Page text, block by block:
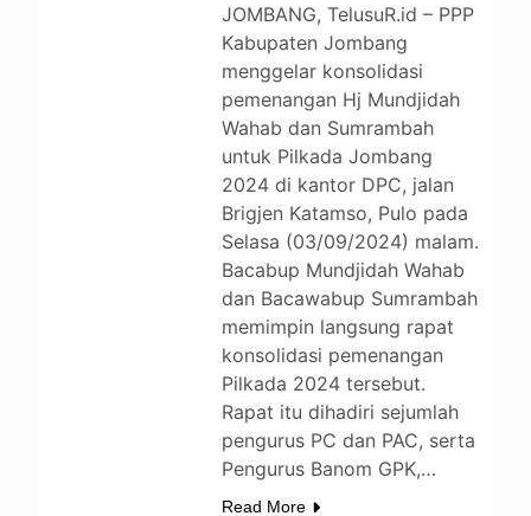
JOMBANG, TelusuR.id – PPP
Kabupaten Jombang
menggelar konsolidasi
pemenangan Hj Mundjidah
Wahab dan Sumrambah
untuk Pilkada Jombang
2024 di kantor DPC, jalan
Brigjen Katamso, Pulo pada
Selasa (03/09/2024) malam.
Bacabup Mundjidah Wahab
dan Bacawabup Sumrambah
memimpin langsung rapat
konsolidasi pemenangan
Pilkada 2024 tersebut.
Rapat itu dihadiri sejumlah
pengurus PC dan PAC, serta
Pengurus Banom GPK,…
Read More